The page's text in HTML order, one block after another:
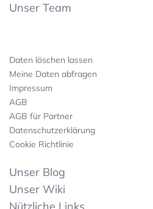
Unser Team
Daten löschen lassen
Meine Daten abfragen
Impressum
AGB
AGB für Partner
Datenschutzerklärung
Cookie Richtlinie
Unser Blog
Unser Wiki